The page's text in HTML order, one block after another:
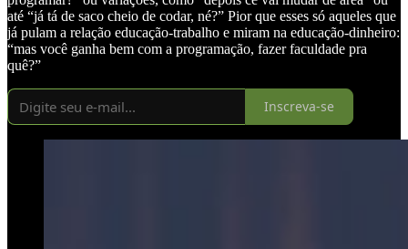
até “já tá de saco cheio de codar, né?” Pior que esses só aqueles que
já pulam a relação educação-trabalho e miram na educação-dinheiro:
“mas você ganha bem com a programação, fazer faculdade pra
quê?”
Inscreva-se